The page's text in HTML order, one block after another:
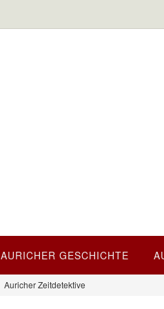
AURICHER GESCHICHTE
Auricher Zeitdetektive